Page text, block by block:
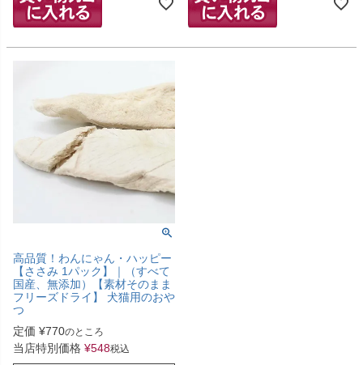
高品質！わんにゃん・ハッピー
【ささみ 1パック】｜（すべて
国産、無添加）【素材そのまま
フリーズドライ】 犬猫用のおや
つ
定価 ¥770のところ
当店特別価格 ¥548税込